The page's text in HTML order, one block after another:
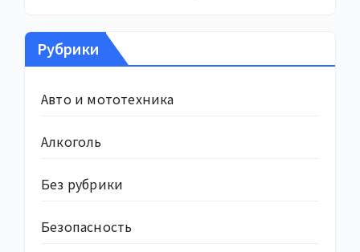
Рубрики
Авто и мототехника
Алкоголь
Без рубрики
Безопасность